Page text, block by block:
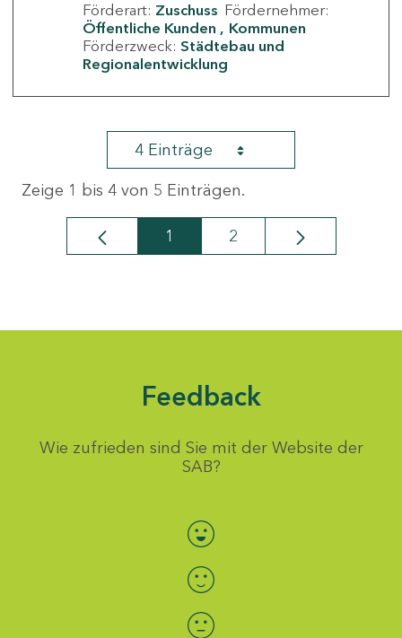
Förderart: Zuschuss Fördernehmer:
Öffentliche Kunden
Kommunen
Förderzweck: Städtebau und
Regionalentwicklung
4 Einträge
Zeige 1 bis 4 von 5 Einträgen.
Seite
1 Seite
2
Feedback
Wie zufrieden sind Sie mit der Website der
SAB?
Bewertung auswählen